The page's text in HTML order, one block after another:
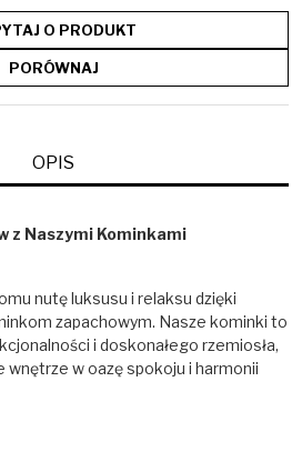
O PRODUKT
PORÓWNAJ
OPIS
z Naszymi Kominkami
nutę luksusu i relaksu dzięki
zapachowym. Nasze kominki to
i doskonałego rzemiosła,
wnętrze w oazę spokoju i harmonii